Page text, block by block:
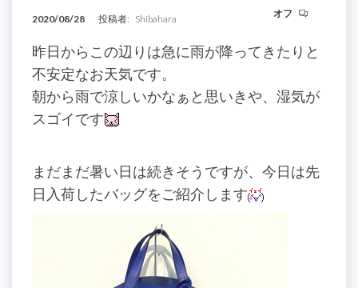
2020/08/28 投稿者: Shibahara オフ
昨日からこの辺りは急に雨が降ってきたりと
不安定なお天気です。
朝から雨で涼しいかなぁと思いきや、湿気が
スゴイです
まだまだ暑い日は続きそうですが、今日は先
日入荷したバッグをご紹介します